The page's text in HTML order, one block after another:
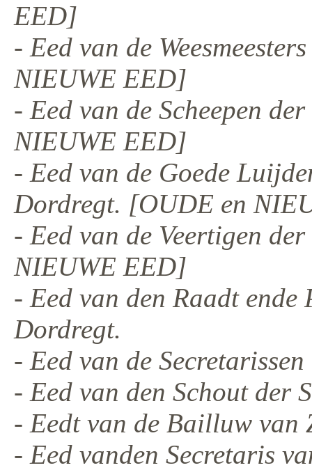
EED]
- Eed van de
NIEUWE EED]
- Eed van de Scheepen
NIEUWE EED]
- Eed van de Goede
Dordregt. [OUDE en
- Eed van de Veertigen
NIEUWE EED]
- Eed van den Raadt ende
Dordregt.
- Eed van de
- Eed van den Schout der
- Eedt van de Bailluw
- Eed vanden Secretaris